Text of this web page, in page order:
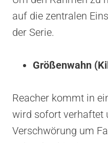
auf die zentralen
der Serie.
Größenwahn
Reacher kommt in
wird sofort verhaftet
Verschwörung um